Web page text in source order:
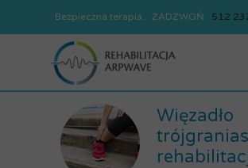
Bezpieczna terapia. ZADZWOŃ 512
REJESTRACJA 512 232 756
Więzadło